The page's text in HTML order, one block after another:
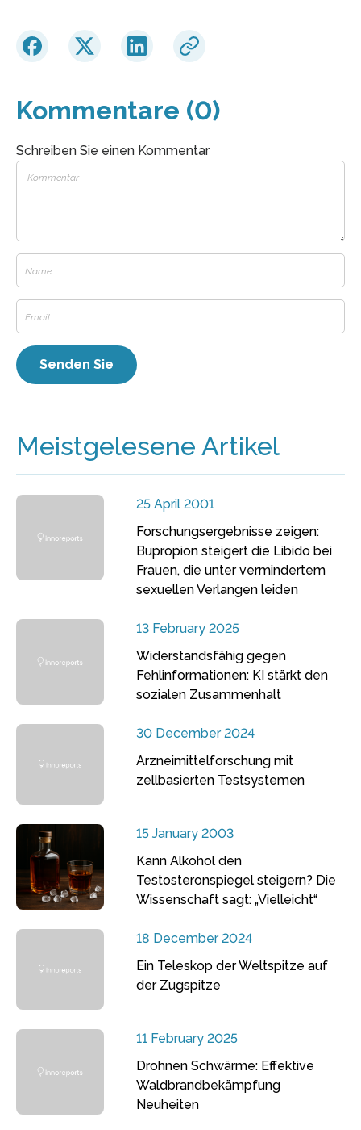
Kommentare (0)
Schreiben Sie einen Kommentar
Meistgelesene Artikel
25 April 2001
Forschungsergebnisse zeigen:
Bupropion steigert die Libido bei
Frauen, die unter vermindertem
sexuellen Verlangen leiden
13 February 2025
Widerstandsfähig gegen
Fehlinformationen: KI stärkt den
sozialen Zusammenhalt
30 December 2024
Arzneimittelforschung mit
zellbasierten Testsystemen
15 January 2003
Kann Alkohol den
Testosteronspiegel steigern? Die
Wissenschaft sagt: „Vielleicht“
18 December 2024
Ein Teleskop der Weltspitze auf
der Zugspitze
11 February 2025
Drohnen Schwärme: Effektive
Waldbrandbekämpfung
Neuheiten